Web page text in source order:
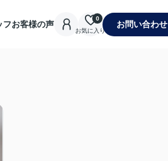
フお客様の声
お気に入り
0
お問い合わせ